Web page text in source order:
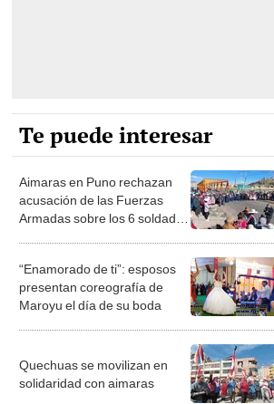
Te puede interesar
Aimaras en Puno rechazan
acusación de las Fuerzas
Armadas sobre los 6 soldados
“Enamorado de ti”: esposos
presentan coreografía de
Maroyu el día de su boda
Quechuas se movilizan en
solidaridad con aimaras